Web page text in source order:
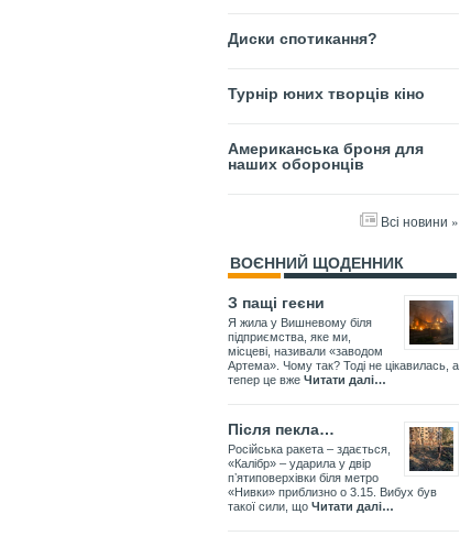
Диски спотикання?
Турнір юних творців кіно
Американська броня для
наших оборонців
Всі новини »
ВОЄННИЙ ЩОДЕННИК
З пащі геєни
Я жила у Вишневому біля
підприємства, яке ми,
місцеві, називали «заводом
Артема». Чому так? Тоді не цікавилась, а
тепер це вже Читати далі…
Після пекла…
Російська ракета – здається,
«Калібр» – ударила у двір
пʼятиповерхівки біля метро
«Нивки» приблизно о 3.15. Вибух був
такої сили, що Читати далі…